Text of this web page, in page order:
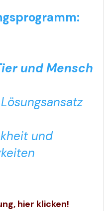
und Mensch
und
hier klicken!